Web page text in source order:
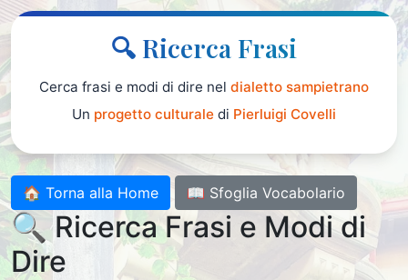
🔍 Ricerca Frasi
Cerca frasi e modi di dire nel dialetto sampietrano
Un progetto culturale di Pierluigi Covelli
🏠 Torna alla Home 📖 Sfoglia Vocabolario
🔍 Ricerca Frasi e Modi di
Dire